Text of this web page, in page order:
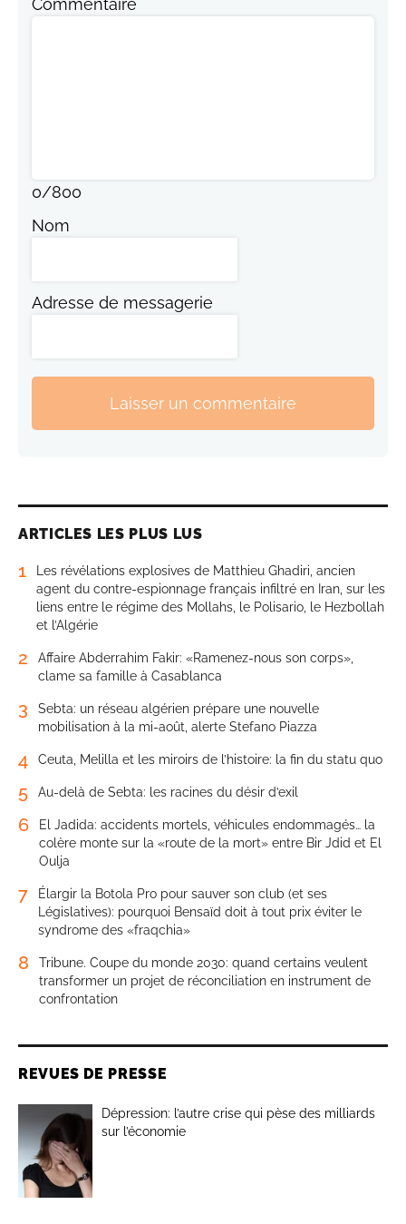
Commentaire
0/800
Nom
Adresse de messagerie
Laisser un commentaire
ARTICLES LES PLUS LUS
1
Les révélations explosives de Matthieu Ghadiri, ancien
agent du contre-espionnage français infiltré en Iran, sur les
liens entre le régime des Mollahs, le Polisario, le Hezbollah
et l’Algérie
2
Affaire Abderrahim Fakir: «Ramenez-nous son corps»,
clame sa famille à Casablanca
3
Sebta: un réseau algérien prépare une nouvelle
mobilisation à la mi-août, alerte Stefano Piazza
4 Ceuta, Melilla et les miroirs de l’histoire: la fin du statu quo
5 Au-delà de Sebta: les racines du désir d’exil
6
El Jadida: accidents mortels, véhicules endommagés… la
colère monte sur la «route de la mort» entre Bir Jdid et El
Oulja
7
Élargir la Botola Pro pour sauver son club (et ses
Législatives): pourquoi Bensaïd doit à tout prix éviter le
syndrome des «fraqchia»
8
Tribune. Coupe du monde 2030: quand certains veulent
transformer un projet de réconciliation en instrument de
confrontation
REVUES DE PRESSE
Dépression: l’autre crise qui pèse des milliards
sur l’économie